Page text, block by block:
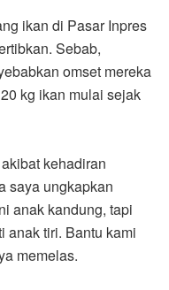
ikan di Pasar Inpres
Sebab,
omset mereka
kg ikan mulai sejak
kehadiran
saya ungkapkan
anak kandung, tapi
anak tiri. Bantu kami
memelas.